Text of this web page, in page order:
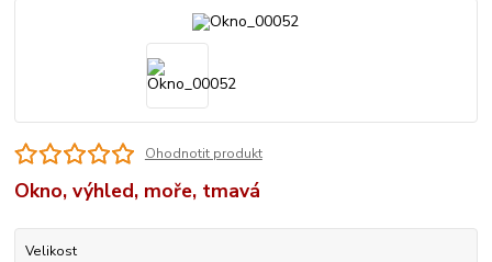
Ohodnotit produkt
Okno, výhled, moře, tmavá
Velikost